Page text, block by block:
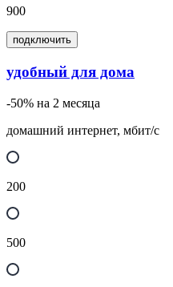
900
подключить
удобный для дома
-50% на 2 месяца
домашний интернет, мбит/с
200
500